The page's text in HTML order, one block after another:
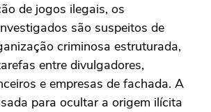
de jogos ilegais, os
são suspeitos de
criminosa estruturada,
entre divulgadores,
e empresas de fachada. A
para ocultar a origem ilícita